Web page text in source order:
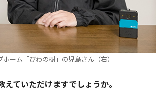
ーム「びわの樹」の児島さん（右）
ていただけますでしょうか。